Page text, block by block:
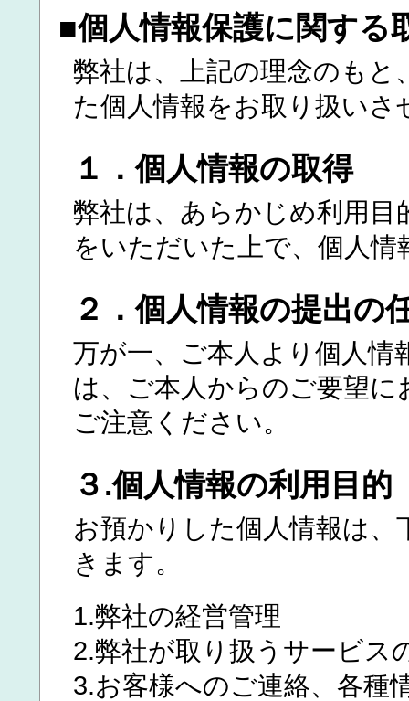
■個人情報保護に関する
弊社は、上記の理念のも
た個人情報をお取り扱い
１．個人情報の取得
弊社は、あらかじめ利用
をいただいた上で、個人
２．個人情報の提出の
万が一、ご本人より個人情
は、ご本人からのご要望
ご注意ください。
３.個人情報の利用目的
お預かりした個人情報は
きます。
1.弊社の経営管理
2.弊社が取り扱うサービス
3.お客様へのご連絡、各種